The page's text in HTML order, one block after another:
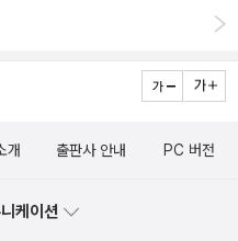
분명 보는 눈이 달라진다.
써 책의 가치를 높인다.
웹
않는 사람이라면 상관없지
수 있는 점, 국내 최고의 미
행한 흑사병으로 죽은 사람들
’이라는 별칭이 붙여졌다. 이
시리즈의 주인공이자 변호
든 지식을 설명하면서 불가사
이 되고 만다. 노미리즈는 종
개 출판사 안내 PC 버전
케이션